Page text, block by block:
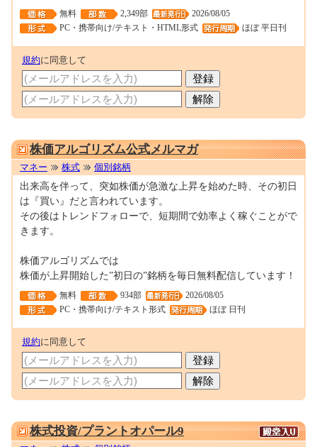
無料 2,349部
2026/08/05
PC・携帯向け/テキスト・HTML形式
ほぼ 平日刊
規約に同意して
株価アルゴリズム公式メルマガ
マネー 株式 個別銘柄
出来高を伴って、突如株価が急激な上昇を始めた時、その初日
は『買い』だと言われています。
その後はトレンドフォローで、短期間で効率よく稼ぐことがで
きます。
株価アルゴリズムでは
株価が上昇開始した”初日の”銘柄を毎日無料配信しています！
無料 934部
2026/08/05
PC・携帯向け/テキスト形式
ほぼ 日刊
規約に同意して
株式投資/プラントオパール9